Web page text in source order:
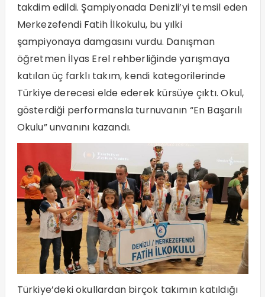
takdim edildi. Şampiyonada Denizli’yi temsil eden
Merkezefendi Fatih İlkokulu, bu yılki
şampiyonaya damgasını vurdu. Danışman
öğretmen İlyas Erel rehberliğinde yarışmaya
katılan üç farklı takım, kendi kategorilerinde
Türkiye derecesi elde ederek kürsüye çıktı. Okul,
gösterdiği performansla turnuvanın “En Başarılı
Okulu” unvanını kazandı.
Türkiye’deki okullardan birçok takımın katıldığı